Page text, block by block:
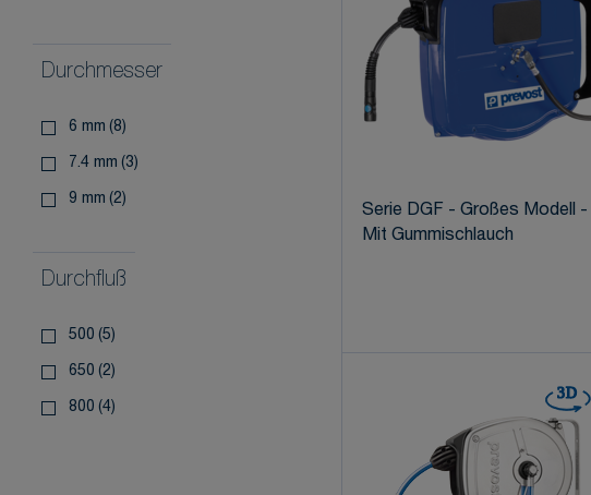
Durchmesser
6 mm (8)
7.4 mm (3)
9 mm (2)
Durchfluß
500 (5)
650 (2)
800 (4)
Serie DGF - Großes Modell -
Mit Gummischlauch
3D